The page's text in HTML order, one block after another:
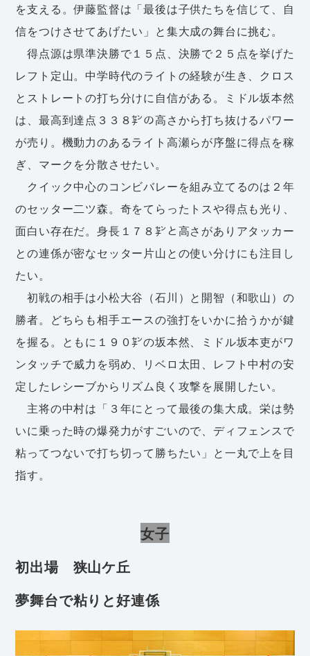
を支える。伊藤監督は「最後は子供たちを信じて、自
信をつけさせてあげたい」と集大成の舞台に挑む。
得点源は県準決勝で１５点、決勝で２５点を挙げた
レフト定山。中学時代のライトの経験が生き、クロス
とストレートの打ち分けに自信がある。ミドル坂本然
は、最高到達点３３８㌢の高さから打ち抜けるパワー
が売り。機動力のあるライト高瀬らが序盤に得点を稼
ぎ、マークを分散させたい。
クイック中心のコンビバレーを組み立てるのは２年
のセッター二ツ森。奇をてらったトスや得点も光り、
面白い存在だ。身長１７８㌢と高さがありアタッカー
との連係が密なセッター片山との使い分けにも注目し
たい。
初戦の相手は小松大谷（石川）と開智（和歌山）の
勝者。どちらも相手エースの強打をいかに拾うかが鍵
を握る。ともに１９０㌢の坂本然、ミドル坂本吏がワ
ンタッチで威力を弱め、リベロ太田、レフト中村の安
定したレシーブからリズム良く攻撃を展開したい。
主将の中村は「３年にとって最後の集大成。栄は勢
いに乗った時の爆発力がすごいので、ディフェンスで
粘ってつないで打ち切って勝ちたい」と一丸で上を目
指す。
女子
初出場 狭山ケ丘
夢舞台で粘りと好連係